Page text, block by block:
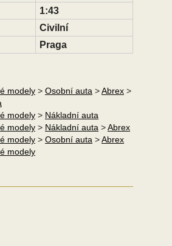
1:43
Civilní
Praga
modely > Osobní auta > Abrex >
modely > Nákladní auta
modely > Nákladní auta > Abrex
modely > Osobní auta > Abrex
modely